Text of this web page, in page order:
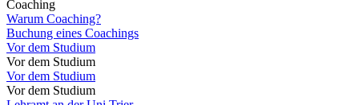
Coaching
Warum Coaching?
Buchung eines Coachings
Vor dem Studium
Vor dem Studium
Vor dem Studium
Vor dem Studium